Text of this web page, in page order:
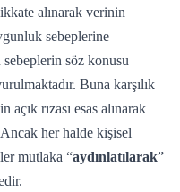
alınarak verinin
sebeplerine
sebeplerin söz konusu
Buna karşılık
rızası esas alınarak
her halde kişisel
mutlaka “aydınlatılarak”